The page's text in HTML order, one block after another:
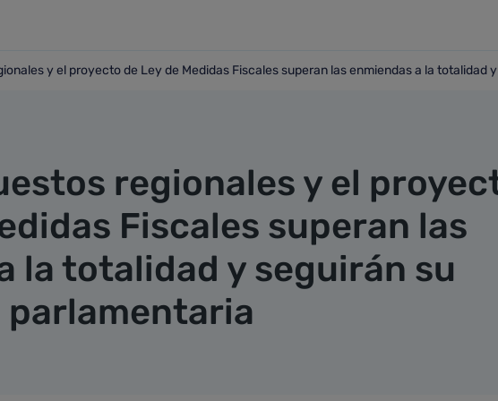
y el proyecto de Ley de Medidas Fiscales superan las enmiendas
y el proyecto de Ley de Medidas Fiscales superan las enmiendas a la totalidad
regionales y el
Fiscales superan las
la totalidad y seguirán su